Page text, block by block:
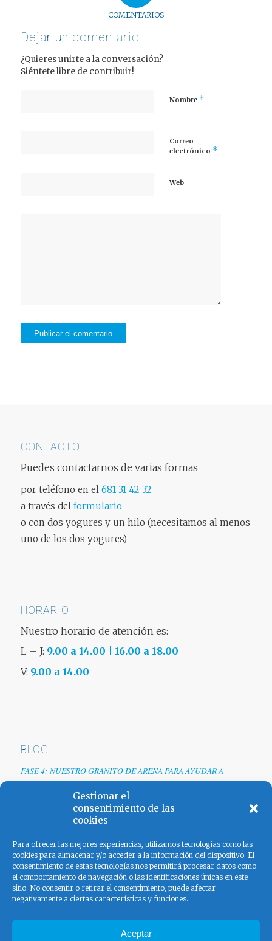
Gestionar el
consentimiento de las
cookies
Para ofrecer las mejores experiencias, utilizamos tecnologías como las
cookies para almacenar y/o acceder a la información del dispositivo. El
consentimiento de estas tecnologías nos permitirá procesar datos como
el comportamiento de navegación o las identificaciones únicas en este
sitio. No consentir o retirar el consentimiento, puede afectar
negativamente a ciertas características y funciones.
Aceptar
COMENTARIOS
Dejar un comentario
¿Quieres unirte a la conversación?
Siéntete libre de contribuir!
Nombre *
Correo
electrónico *
Web
CONTACTO
Puedes contactarnos de varias formas
por teléfono en el 681 31 42 32
a través del formulario
o con dos yogures y un hilo (necesitamos al menos
uno de los dos yogures)
HORARIO
Nuestro horario de atención es:
L – J: 9.00 a 14.00 | 16.00 a 18.00
V: 9.00 a 14.00
BLOG
FASE 4: NUESTRO GRANITO DE ARENA PARA AYUDAR A
EMPRESAS TRAS LA CRISIS DEL COVID-19
Renovamos web
FACEBOOK